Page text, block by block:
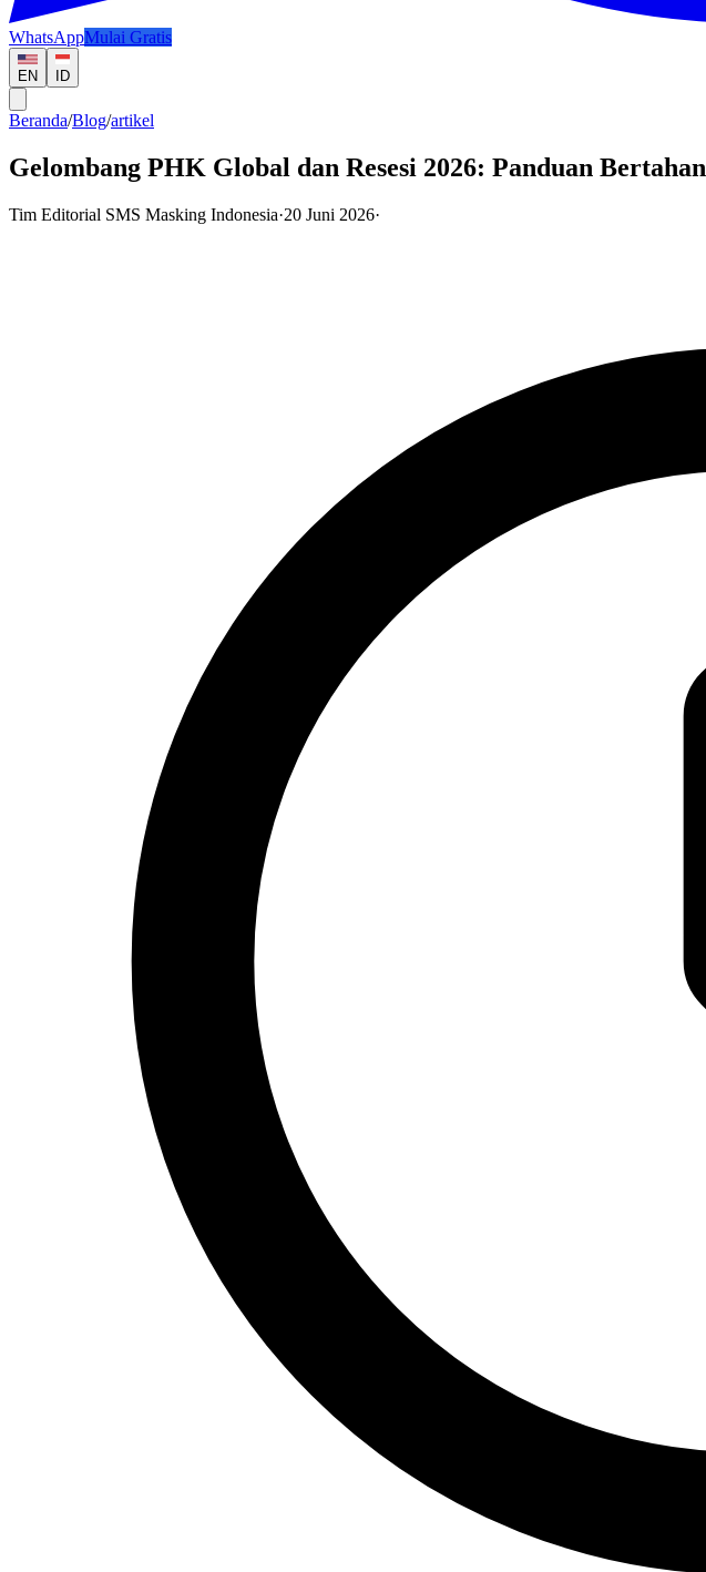
WhatsAppMulai Gratis
EN ID
Beranda/Blog/artikel
Gelombang PHK Global dan Resesi 2026: Panduan Bertahan
Tim Editorial SMS Masking Indonesia·20 Juni 2026·